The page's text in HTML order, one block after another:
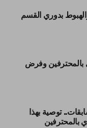
بدوري القسم
بالمحترفين وفرض
توصية بهذا
بالمحترفين